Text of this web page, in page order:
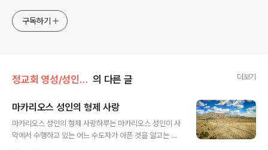
구독하기
정교회 영성/성인의 가르침 의 다른 글 더보기
마카리오스 성인의 형제 사랑
마카리오스 성인의 형제 사랑하루는 마카리오스 성인이 사
막에서 수행하고 있는 어느 수도자가 아픈 것을 알고는 찾